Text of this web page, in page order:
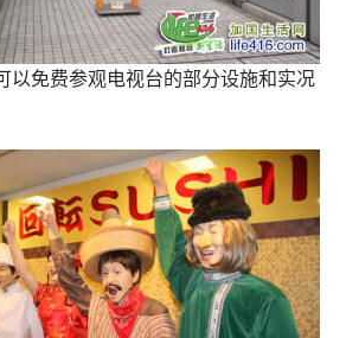
以免费参观电视台的部分设施和实况